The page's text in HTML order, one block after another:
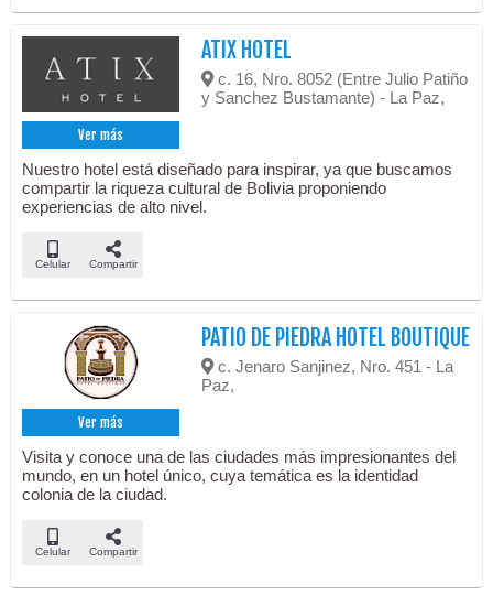
Ver más
ATIX HOTEL
c. 16, Nro. 8052 (Entre Julio Patiño
y Sanchez Bustamante) - La Paz,
Nuestro hotel está diseñado para inspirar, ya que buscamos
compartir la riqueza cultural de Bolivia proponiendo
experiencias de alto nivel.
Celular Compartir
Ver más
PATIO DE PIEDRA HOTEL BOUTIQUE
c. Jenaro Sanjinez, Nro. 451 - La
Paz,
Visita y conoce una de las ciudades más impresionantes del
mundo, en un hotel único, cuya temática es la identidad
colonia de la ciudad.
Celular Compartir